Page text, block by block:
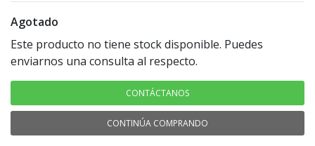
Agotado
Este producto no tiene stock disponible. Puedes
enviarnos una consulta al respecto.
CONTÁCTANOS
CONTINÚA COMPRANDO